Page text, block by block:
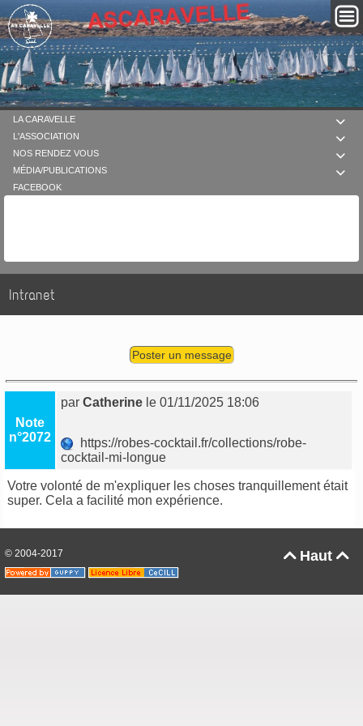

LA CARAVELLE

L'ASSOCIATION

NOS RENDEZ VOUS

MÉDIA/PUBLICATIONS
FACEBOOK
Intranet
Poster un message
Note
n°2072
parCatherine le 01/11/2025 18:06
https://robes-cocktail.fr/collections/robe-
cocktail-mi-longue
Votre volonté de m'expliquer les choses tranquillement était
super. Cela a facilité mon expérience.
Haut 
© 2004-2017